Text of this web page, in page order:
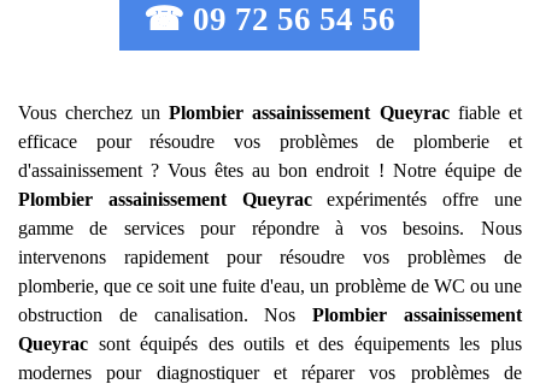
☎ 09 72 56 54 56
Vous cherchez unPlombier assainissement Queyracfiable et
efficace pour résoudre vos problèmes de plomberie et
d'assainissement ? Vous êtes au bon endroit ! Notre équipe de
Plombier assainissement
Queyracexpérimentés offre une
gamme de services pour répondre à vos besoins. Nous
intervenons rapidement pour résoudre vos problèmes de
plomberie, que ce soit une fuite d'eau, un problème de WC ou une
obstruction de canalisation. Nos Plombier assainissement
Queyrac sont équipés des outils et des équipements les plus
modernes pour diagnostiquer et réparer vos problèmes de